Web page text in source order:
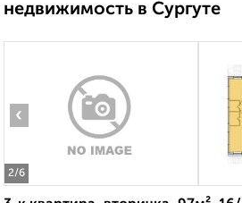
недвижимость в Сургуте
2/6
‹